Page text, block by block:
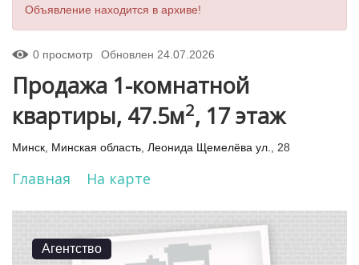
Объявление находится в архиве!
0 просмотр Обновлен 24.07.2026
Продажа 1-комнатной
квартиры, 47.5м2, 17 этаж
Минск Минская область Леонида Щемелёва ул. , 28
Главная На карте
Агентство